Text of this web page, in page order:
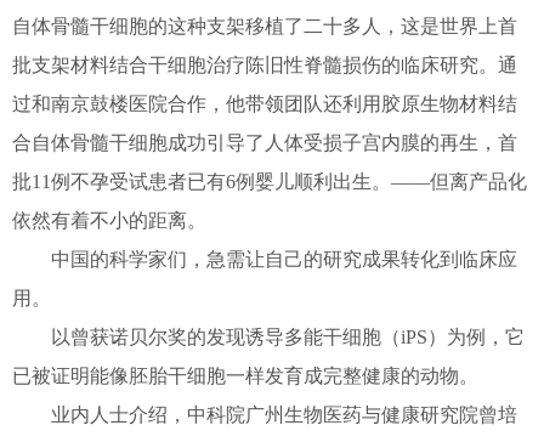
自体骨髓干细胞的这种支架移植了二十多人，这是世界上首
批支架材料结合干细胞治疗陈旧性脊髓损伤的临床研究。通
过和南京鼓楼医院合作，他带领团队还利用胶原生物材料结
合自体骨髓干细胞成功引导了人体受损子宫内膜的再生，首
批11例不孕受试患者已有6例婴儿顺利出生。——但离产品化
依然有着不小的距离。
中国的科学家们，急需让自己的研究成果转化到临床应
用。
以曾获诺贝尔奖的发现诱导多能干细胞（iPS）为例，它
已被证明能像胚胎干细胞一样发育成完整健康的动物。
业内人士介绍，中科院广州生物医药与健康研究院曾培